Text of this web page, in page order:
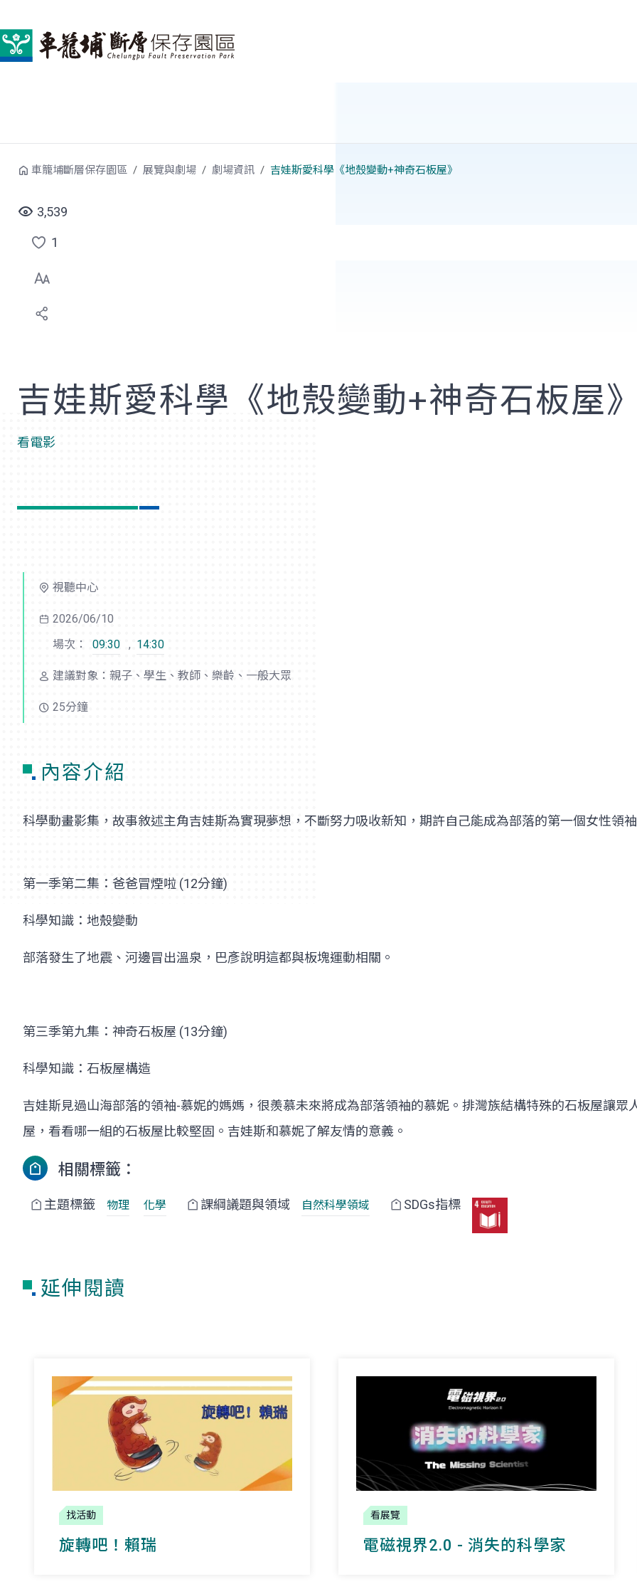
車籠埔斷層保存園區 展覽與劇場 劇場資訊 吉娃斯愛科學《地殼變動+神奇石板屋》
3,539
點
選
喜
1
吉娃斯愛科學《地殼變動+神奇石板屋
看電影
視聽中心
2026/06/10
場次：
09:30 , 14:30
建議對象：親子、學生、教師、樂齡、一般大眾
25分鐘
內容介紹
科學動畫影集，故事敘述主角吉娃斯為實現夢想，不斷努力吸收新知，期許自己能成為部落的第一個女性領
第一季第二集：爸爸冒煙啦 (12分鐘)
科學知識：地殼變動
部落發生了地震、河邊冒出溫泉，巴彥說明這都與板塊運動相關。
第三季第九集：神奇石板屋 (13分鐘)
科學知識：石板屋構造
吉娃斯見過山海部落的領袖-慕妮的媽媽，很羨慕未來將成為部落領袖的慕妮。排灣族結構特殊的石板屋讓
屋，看看哪一組的石板屋比較堅固。吉娃斯和慕妮了解友情的意義。
相關標籤：
主題標籤 物理 化學 課綱議題與領域 自然科學領域 SDGs指標
延伸閱讀
找活動
旋轉吧！賴瑞
看展覽
電磁視界2.0 - 消失的科學家